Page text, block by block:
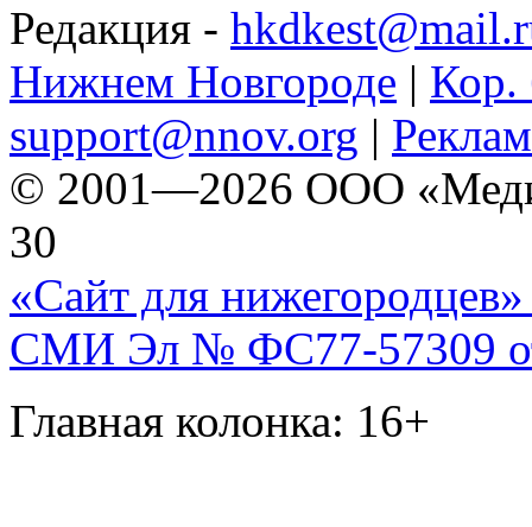
Редакция -
Нижнем Новгороде | Кор.
support@nnov.org |
© 2001—2026 ООО
30
«Сайт для нижегородцев»
СМИ Эл № ФС77-57309
Главная колонка: 16+